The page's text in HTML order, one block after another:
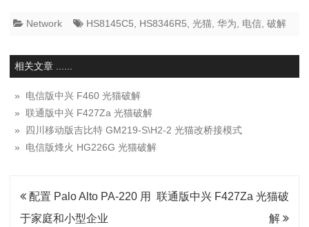
Network HS8145C5 HS8346R5 光猫 华为 电信 破解
相关文章 ......
» 电信版中兴 F460 光猫破解
» 联通版中兴 F427Za 光猫破解
» 四川移动版吉比特 GM219-S\H2-2 光猫改桥接模式
» 电信版烽火 HG226G 光猫破解
文
章
配置 Palo Alto PA-220 用
于家庭和小型企业
联通版中兴 F427Za 光猫破
解